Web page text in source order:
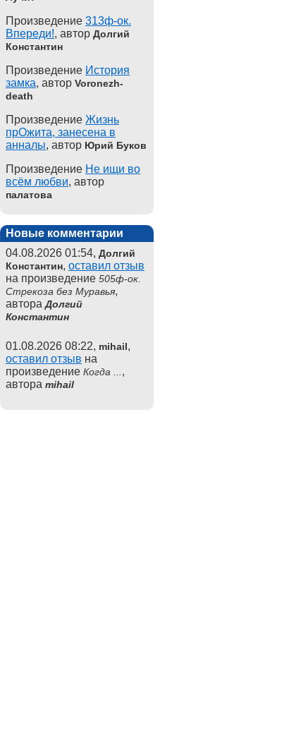
Произведение 313ф-ок.
Впереди!, автор Долгий
Константин
Произведение История
замка, автор Voronezh-
death
Произведение Жизнь
прОжита, занесена в
анналы, автор Юрий Буков
Произведение Не ищи во
всём любви, автор
палатова
Новые комментарии
04.08.2026 01:54, Долгий
Константин, оставил отзыв
на произведение 505ф-ок.
Стрекоза без Муравья,
автораДолгий
Константин
01.08.2026 08:22, mihail,
оставил отзыв на
произведение Когда ... ,
автора mihail